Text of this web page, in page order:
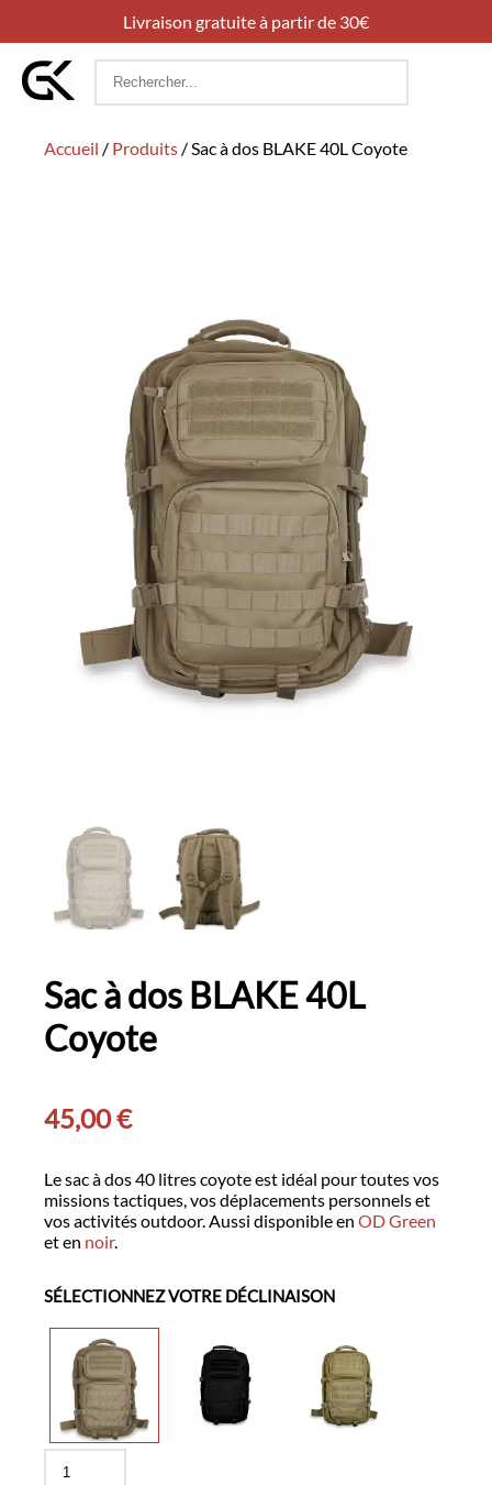
Livraison gratuite à partir de 30€
Rechercher
Accueil / Produits /Sac à dos BLAKE 40L Coyote
Sac à dos BLAKE 40L
Coyote
45,00€
Le sac à dos 40 litres coyote est idéal pour toutes vos
missions tactiques, vos déplacements personnels et
vos activités outdoor. Aussi disponible en OD Green
et en noir.
SÉLECTIONNEZ VOTRE DÉCLINAISON